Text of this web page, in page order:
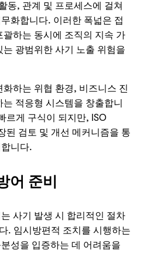
동, 관계 및 프로세스에 걸쳐
화합니다. 이러한 폭넓은 접
하는 동시에 조직의 지속 가
광범위한 사기 노출 위험을
하는 위협 환경, 비즈니스 진
적응형 시스템을 창출합니
르게 구식이 되지만, ISO
된 검토 및 개선 메커니즘을 통
니다.
어 준비
사기 발생 시 합리적인 절차
. 임시방편적 조치를 시행하는
성을 입증하는 데 어려움을